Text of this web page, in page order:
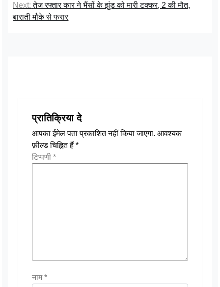
Next: तेज रफ्तार कार ने भैंसों के झुंड को मारी टक्कर, 2 की मौत,
बाराती मौके से फरार
प्रातिक्रिया दे
आपका ईमेल पता प्रकाशित नहीं किया जाएगा. आवश्यक
फ़ील्ड चिह्नित हैं*
टिप्पणी*
नाम*